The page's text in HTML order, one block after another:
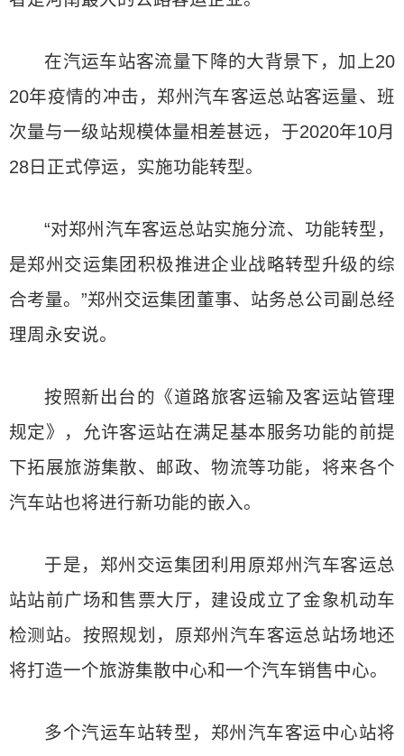
在汽运车站客流量下降的大背景下，加上20
20年疫情的冲击，郑州汽车客运总站客运量、班
次量与一级站规模体量相差甚远，于2020年10月
28日正式停运，实施功能转型。
“对郑州汽车客运总站实施分流、功能转型，
是郑州交运集团积极推进企业战略转型升级的综
合考量。”郑州交运集团董事、站务总公司副总经
理周永安说。
按照新出台的《道路旅客运输及客运站管理
规定》，允许客运站在满足基本服务功能的前提
下拓展旅游集散、邮政、物流等功能，将来各个
汽车站也将进行新功能的嵌入。
于是，郑州交运集团利用原郑州汽车客运总
站站前广场和售票大厅，建设成立了金象机动车
检测站。按照规划，原郑州汽车客运总站场地还
将打造一个旅游集散中心和一个汽车销售中心。
多个汽运车站转型，郑州汽车客运中心站将